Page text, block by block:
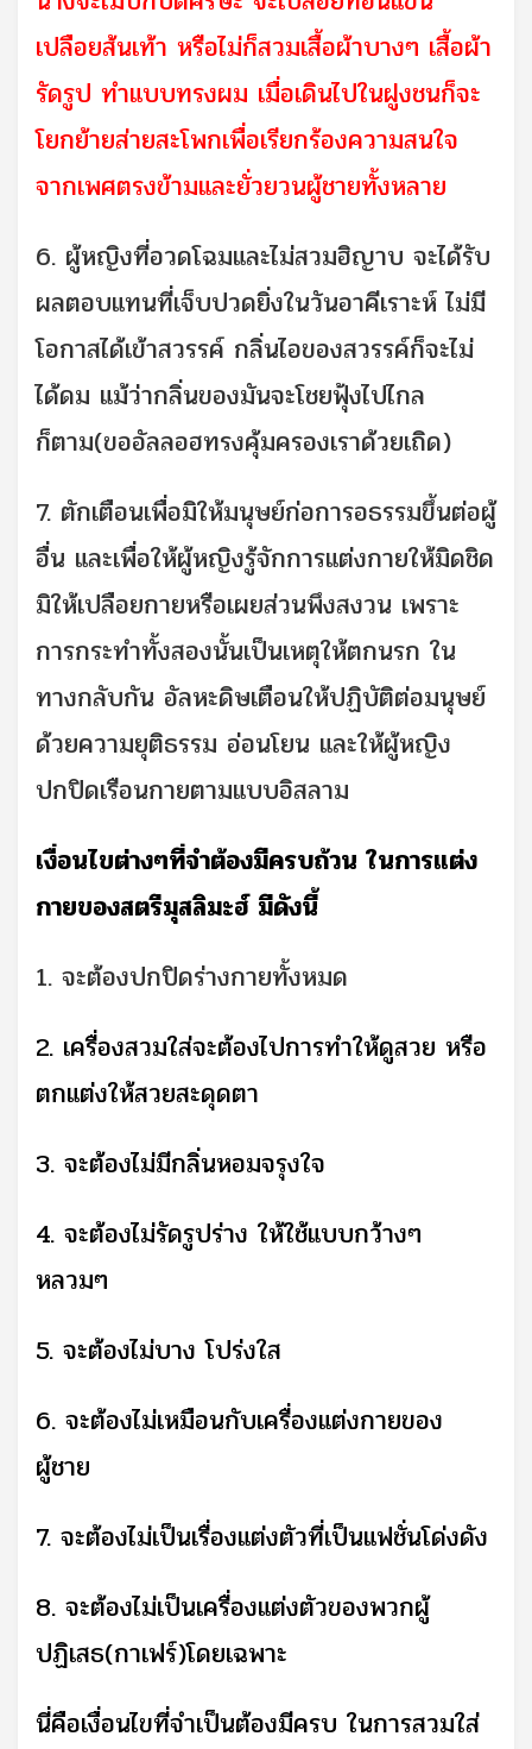
เปลือยส้นเท้า หรือไม่ก็สวมเสื้อผ้าบางๆ เสื้อผ้า
รัดรูป ทำแบบทรงผม เมื่อเดินไปในฝูงชนก็จะ
โยกย้ายส่ายสะโพกเพื่อเรียกร้องความสนใจ
จากเพศตรงข้ามและยั่วยวนผู้ชายทั้งหลาย
6. ผู้หญิงที่อวดโฉมและไม่สวมฮิญาบ จะได้รับ
ผลตอบแทนที่เจ็บปวดยิ่งในวันอาคีเราะห์ ไม่มี
โอกาสได้เข้าสวรรค์ กลิ่นไอของสวรรค์ก็จะไม่
ได้ดม แม้ว่ากลิ่นของมันจะโชยฟุ้งไปไกล
ก็ตาม(ขออัลลอฮทรงคุ้มครองเราด้วยเถิด)
7. ตักเตือนเพื่อมิให้มนุษย์ก่อการอธรรมขึ้นต่อผู้
อื่น และเพื่อให้ผู้หญิงรู้จักการแต่งกายให้มิดชิด
มิให้เปลือยกายหรือเผยส่วนพึงสงวน เพราะ
การกระทำทั้งสองนั้นเป็นเหตุให้ตกนรก ใน
ทางกลับกัน อัลหะดิษเตือนให้ปฏิบัติต่อมนุษย์
ด้วยความยุติธรรม อ่อนโยน และให้ผู้หญิง
ปกปิดเรือนกายตามแบบอิสลาม
เงื่อนไขต่างๆที่จำต้องมีครบถ้วน ในการแต่ง
กายของสตรีมุสลิมะฮ์ มีดังนี้
1. จะต้องปกปิดร่างกายทั้งหมด
2. เครื่องสวมใส่จะต้องไปการทำให้ดูสวย หรือ
ตกแต่งให้สวยสะดุดตา
3. จะต้องไม่มีกลิ่นหอมจรุงใจ
4. จะต้องไม่รัดรูปร่าง ให้ใช้แบบกว้างๆ
หลวมๆ
5. จะต้องไม่บาง โปร่งใส
6. จะต้องไม่เหมือนกับเครื่องแต่งกายของ
ผู้ชาย
7. จะต้องไม่เป็นเรื่องแต่งตัวที่เป็นแฟชั่นโด่งดัง
8. จะต้องไม่เป็นเครื่องแต่งตัวของพวกผู้
ปฏิเสธ(กาเฟร์)โดยเฉพาะ
นี่คือเงื่อนไขที่จำเป็นต้องมีครบ ในการสวมใส่